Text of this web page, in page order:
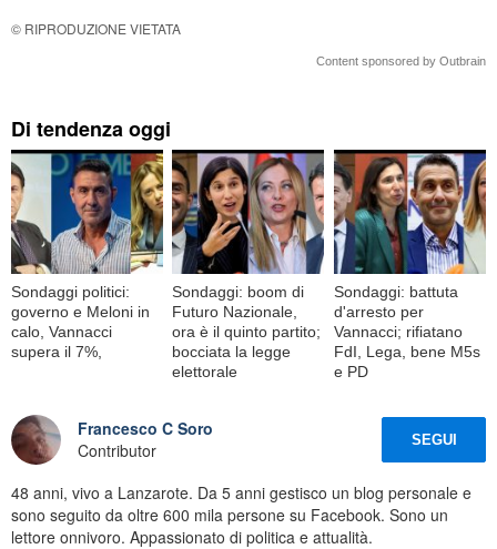
© RIPRODUZIONE VIETATA
Content sponsored by Outbrain
Di tendenza oggi
Sondaggi politici:
governo e Meloni in
calo, Vannacci
supera il 7%,
Sondaggi: boom di
Futuro Nazionale,
ora è il quinto partito;
bocciata la legge
elettorale
Sondaggi: battuta
d'arresto per
Vannacci; rifiatano
FdI, Lega, bene M5s
e PD
Francesco C Soro
Contributor
SEGUI
48 anni, vivo a Lanzarote. Da 5 anni gestisco un blog personale e
sono seguito da oltre 600 mila persone su Facebook. Sono un
lettore onnivoro. Appassionato di politica e attualità.